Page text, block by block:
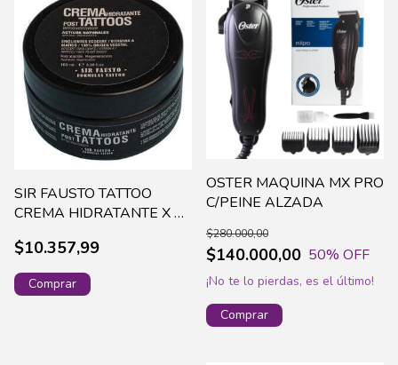
SIR FAUSTO TATTOO
CREMA HIDRATANTE X 50
$10.357,99
OSTER MAQUINA MX PRO
C/PEINE ALZADA
$140.000,00
$280.000,00
50% OFF
¡No te lo pierdas, es el último!